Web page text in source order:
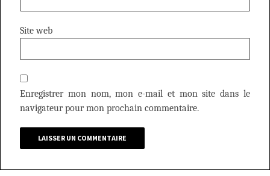
Site web
Enregistrer mon nom, mon e-mail et mon site dans le
navigateur pour mon prochain commentaire.